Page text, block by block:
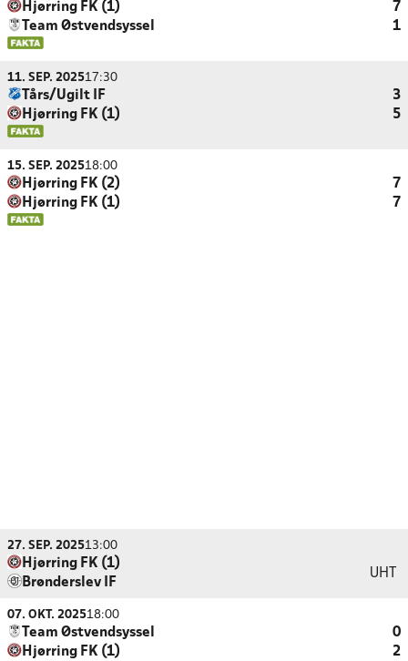
Hjørring FK (1)
7
Team Østvendsyssel
1
11. SEP. 202517:30
Tårs/Ugilt IF
3
Hjørring FK (1)
5
15. SEP. 202518:00
Hjørring FK (2)
7
Hjørring FK (1)
7
27. SEP. 202513:00
Hjørring FK (1)
Brønderslev IF
UHT
07. OKT. 202518:00
Team Østvendsyssel
0
Hjørring FK (1)
2